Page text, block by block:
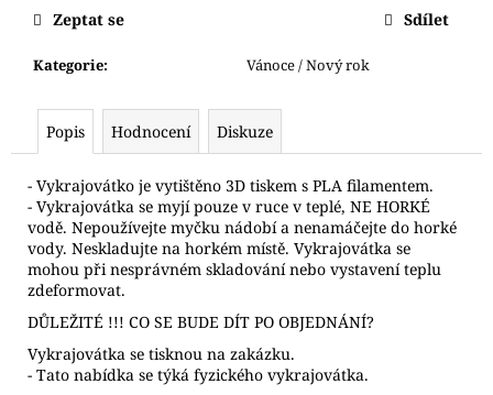
Kategorie: Vánoce / Nový rok
Zeptat se Sdílet
Popis Hodnocení Diskuze
- Vykrajovátko je vytištěno 3D tiskem s PLA filamentem.
- Vykrajovátka se myjí pouze v ruce v teplé, NE HORKÉ
vodě. Nepoužívejte myčku nádobí a nenamáčejte do horké
vody. Neskladujte na horkém místě. Vykrajovátka se
mohou při nesprávném skladování nebo vystavení teplu
zdeformovat.
DŮLEŽITÉ !!! CO SE BUDE DÍT PO OBJEDNÁNÍ?
Vykrajovátka se tisknou na zakázku.
- Tato nabídka se týká fyzického vykrajovátka.
m
e
VYKRAJOVÁTKO
S
ČEPICÍ
71
Kč